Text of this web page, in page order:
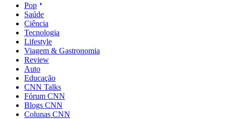
Pop
Saúde
Ciência
Tecnologia
Lifestyle
Viagem & Gastronomia
Review
Auto
Educação
CNN Talks
Fórum CNN
Blogs CNN
Colunas CNN